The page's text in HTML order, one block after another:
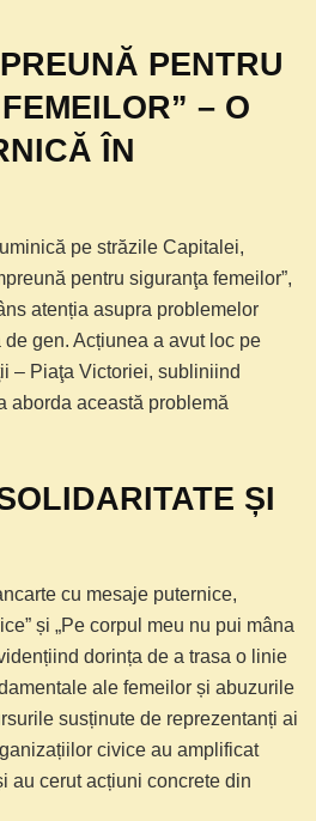
PENTRU
– O
ÎN
pe străzile Capitalei,
pentru siguranţa femeilor”,
atenția asupra problemelor
gen. Acțiunea a avut loc pe
– Piaţa Victoriei, subliniind
aborda această problemă
ȘI
cu mesaje puternice,
și „Pe corpul meu nu pui mâna
dorința de a trasa o linie
ale femeilor și abuzurile
susținute de reprezentanți ai
civice au amplificat
au cerut acțiuni concrete din